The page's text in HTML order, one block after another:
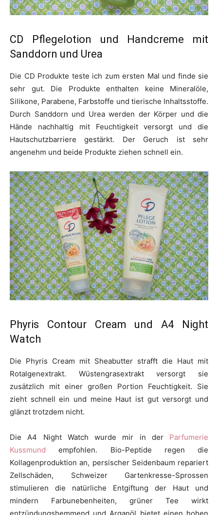
CD Pflegelotion und Handcreme mit
Sanddorn und Urea
Die CD Produkte teste ich zum ersten Mal und finde sie
sehr gut. Die Produkte enthalten keine Mineralöle,
Silikone, Parabene, Farbstoffe und tierische Inhaltsstoffe.
Durch Sanddorn und Urea werden der Körper und die
Hände nachhaltig mit Feuchtigkeit versorgt und die
Hautschutzbarriere gestärkt. Der Geruch ist sehr
angenehm und beide Produkte ziehen schnell ein.
Phyris Contour Cream und A4 Night
Watch
Die Phyris Cream mit Sheabutter strafft die Haut mit
Rotalgenextrakt. Wüstengrasextrakt versorgt sie
zusätzlich mit einer großen Portion Feuchtigkeit. Sie
zieht schnell ein und meine Haut ist gut versorgt und
glänzt trotzdem nicht.
Die A4 Night Watch wurde mir in der Parfumerie
Kussmund empfohlen. Bio-Peptide regen die
Kollagenproduktion an, persischer Seidenbaum repariert
Zellschäden, Schweizer Gartenkresse-Sprossen
stimulieren die natürliche Entgiftung der Haut und
mindern Farbunebenheiten, grüner Tee wirkt